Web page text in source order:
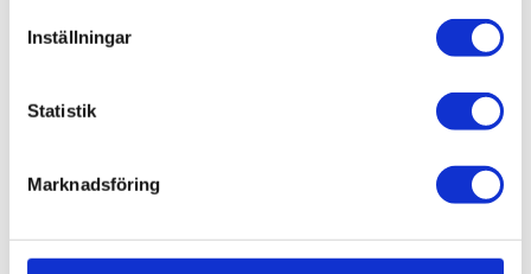
Inställningar
Statistik
Marknadsföring
Martina Nilsson
martina.nilsson@roxx.se
Matilda Rydén